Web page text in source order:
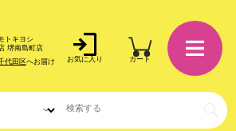
トキヨシ
堺南島町店
代田区へお届け お気に入り カート